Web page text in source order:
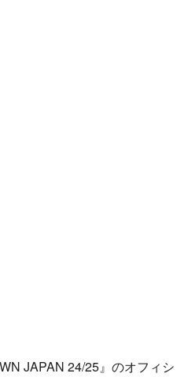
JAPAN 24/25』のオフィシ